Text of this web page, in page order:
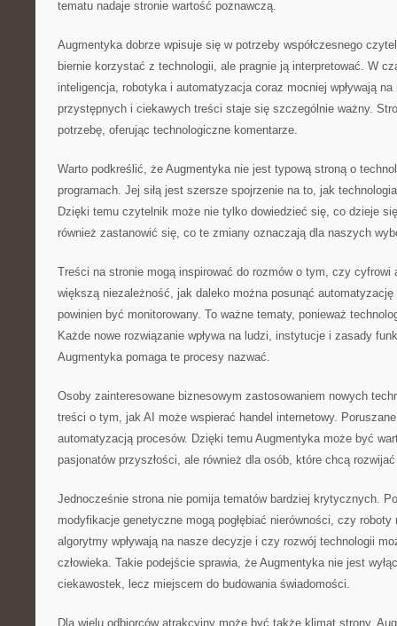
tematu nadaje stronie wartość poznawczą.
Augmentyka dobrze wpisuje się w potrzeby współczesnego
biernie korzystać z technologii, ale pragnie ją interpretować. W
inteligencja, robotyka i automatyzacja coraz mocniej wpływają
przystępnych i ciekawych treści staje się szczególnie ważny.
potrzebę, oferując technologiczne komentarze.
Warto podkreślić, że Augmentyka nie jest typową stroną o
programach. Jej siłą jest szersze spojrzenie na to, jak
Dzięki temu czytelnik może nie tylko dowiedzieć się, co dzieje
również zastanowić się, co te zmiany oznaczają dla naszych
Treści na stronie mogą inspirować do rozmów o tym, czy cyfrowi
większą niezależność, jak daleko można posunąć
powinien być monitorowany. To ważne tematy, ponieważ
Każde nowe rozwiązanie wpływa na ludzi, instytucje i zasady
Augmentyka pomaga te procesy nazwać.
Osoby zainteresowane biznesowym zastosowaniem nowych
treści o tym, jak AI może wspierać handel internetowy.
automatyzacją procesów. Dzięki temu Augmentyka może być
pasjonatów przyszłości, ale również dla osób, które chcą rozwijać
Jednocześnie strona nie pomija tematów bardziej krytycznych.
modyfikacje genetyczne mogą pogłębiać nierówności, czy
algorytmy wpływają na nasze decyzje i czy rozwój technologii
człowieka. Takie podejście sprawia, że Augmentyka nie jest
ciekawostek, lecz miejscem do budowania świadomości.
Dla wielu odbiorców atrakcyjny może być także klimat strony.